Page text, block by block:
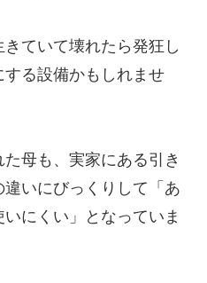
ていて壊れたら発狂し
る設備かもしれませ
母も、実家にある引き
いにびっくりして「あ
にくい」となっていま